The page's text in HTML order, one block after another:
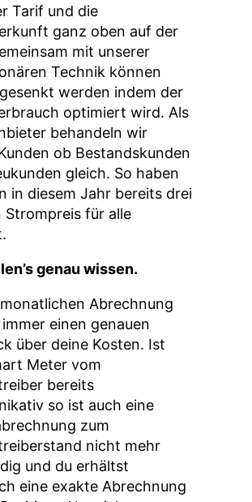
Tarif und die
ganz oben auf der
mit unserer
Technik können
werden indem der
optimiert wird. Als
behandeln wir
ob Bestandskunden
gleich. So haben
in diesem Jahr bereits drei
Strompreis für alle
genau wissen.
Abrechnung
einen genauen
über deine Kosten. Ist
Meter vom
bereits
so ist auch eine
zum
nicht mehr
und du erhältst
eine exakte Abrechnung